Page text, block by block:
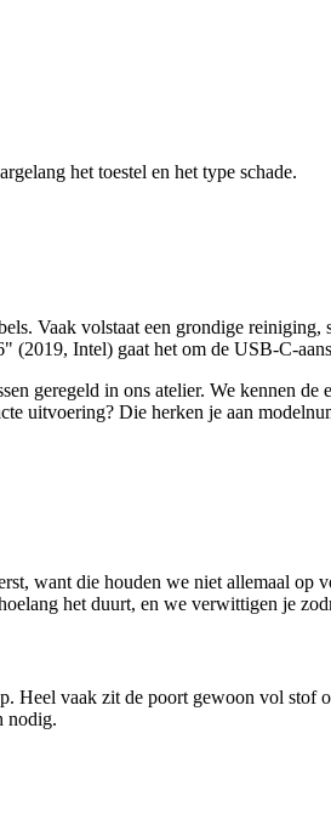
het toestel en het type schade.
Vaak volstaat een grondige
(2019, Intel) gaat het om de USB-C-
geregeld in ons atelier. We kennen
uitvoering? Die herken je aan
want die houden we niet allemaal
het duurt, en we verwittigen je
Heel vaak zit de poort gewoon vol
nodig.